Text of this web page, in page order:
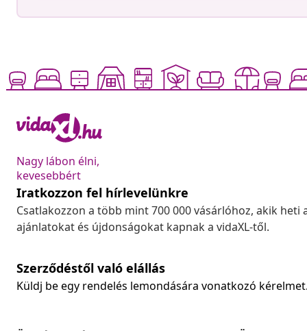
Nagy lábon élni,
kevesebbért
Iratkozzon fel hírlevelünkre
Csatlakozzon a több mint 700 000 vásárlóhoz, akik heti
ajánlatokat és újdonságokat kapnak a vidaXL-től.
Szerződéstől való elállás
Küldj be egy rendelés lemondására vonatkozó kérelmet.